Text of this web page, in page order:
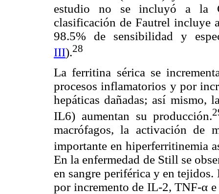
estudio no se incluyó a la
clasificación de Fautrel incluye
98.5% de sensibilidad y
III).28
La ferritina sérica se
procesos inflamatorios y por
hepáticas dañadas; así
IL6) aumentan su producción.
macrófagos, la activación de
importante en hiperferritinemia
En la enfermedad de Still se
en sangre periférica y en tejidos.
por incremento de IL-2, TNF-α